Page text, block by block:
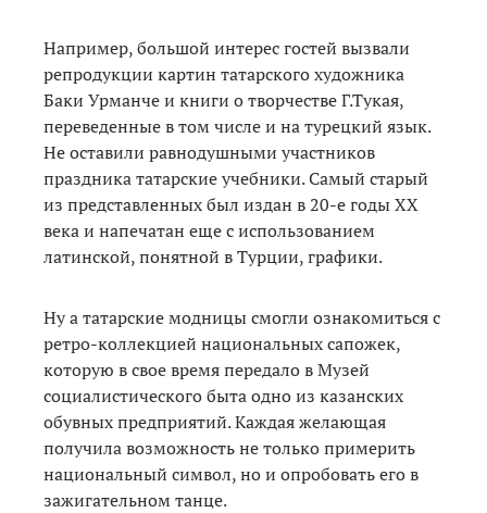
Например, большой интерес гостей вызвали
репродукции картин татарского художника
Баки Урманче и книги о творчестве Г.Тукая,
переведенные в том числе и на турецкий язык.
Не оставили равнодушными участников
праздника татарские учебники. Самый старый
из представленных был издан в 20-е годы XX
века и напечатан еще с использованием
латинской, понятной в Турции, графики.
Ну а татарские модницы смогли ознакомиться с
ретро-коллекцией национальных сапожек,
которую в свое время передало в Музей
социалистического быта одно из казанских
обувных предприятий. Каждая желающая
получила возможность не только примерить
национальный символ, но и опробовать его в
зажигательном танце.